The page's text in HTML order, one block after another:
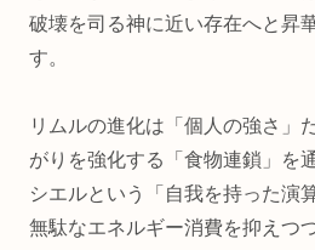
破壊を司る神に近い存在へと昇
す。
リムルの進化は「個人の強さ」
がりを強化する「食物連鎖」を
シエルという「自我を持った演
無駄なエネルギー消費を抑えつ